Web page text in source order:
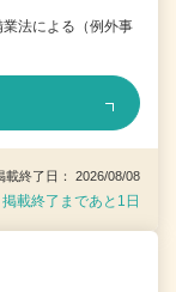
法による（例外事
終了日： 2026/08/08
掲載終了まであと1日